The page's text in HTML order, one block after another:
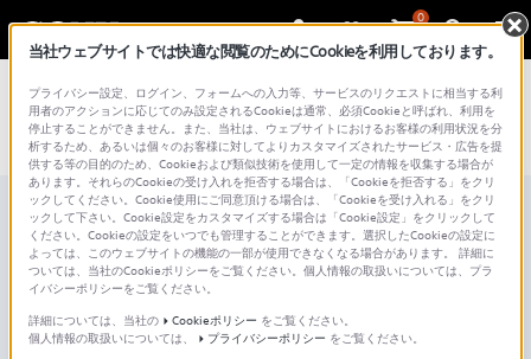
0
その先へ！
Android™ 14登場
毎年恒例、Androidのアップデートの季節がやってきました！待
当社ウェブサイトでは快適な閲覧のためにCookieを利用しております。
プライバシー設定、ログイン、フォームへの入力等、サービスのリクエストに相当する利
用者のアクションに応じてのみ設定されるCookieは通常、必須Cookieと呼ばれ、利用を
停止することができません。また、当社は、ウェブサイトにおけるお客様の利用状況を分
析するため、あるいは個々のお客様に対してよりカスタマイズされたサービス・広告を提
供する等の目的のため、Cookieおよび類似技術を使用して一定の情報を収集する場合が
あります。それらのCookieの受け入れを拒否する場合は、「Cookieを拒否する」をクリ
ックしてください。Cookie使用にご同意頂ける場合は、「Cookieを受け入れる」をクリ
ックして下さい。Cookie設定をカスタマイズする場合は「Cookie設定」をクリックして
ください。Cookieの設定をいつでも管理することができます。選択したCookieの設定に
よっては、このウェブサイトの機能の一部が使用できなくなる場合があります。 詳細に
ついては、当社のCookieポリシーをご覧ください。個人情報の取扱いについては、プラ
イバシーポリシーをご覧ください。
詳細については、当社の
Cookieポリシー をご覧ください。
個人情報の取扱いについては、
プライバシーポリシー をご覧ください。